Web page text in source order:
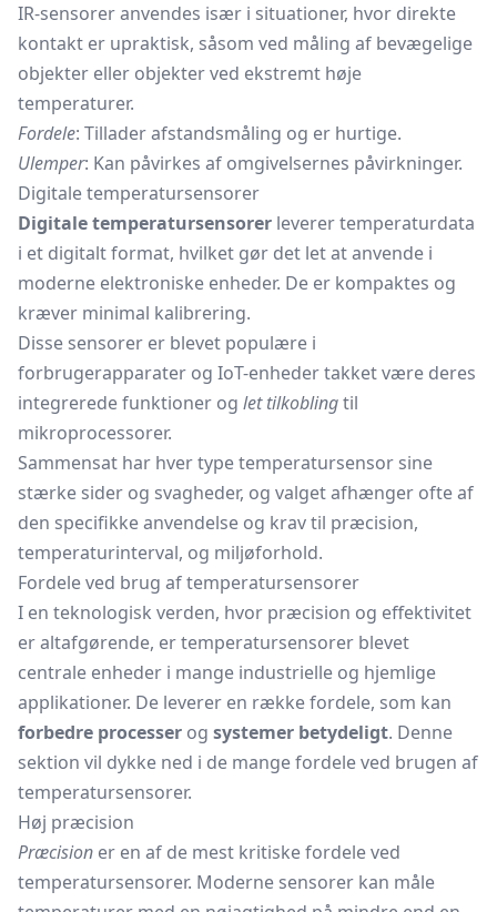
IR-sensorer anvendes især i situationer, hvor direkte
kontakt er upraktisk, såsom ved måling af bevægelige
objekter eller objekter ved ekstremt høje
temperaturer.
Fordele: Tillader afstandsmåling og er hurtige.
Ulemper: Kan påvirkes af omgivelsernes påvirkninger.
Digitale temperatursensorer
Digitale temperatursensorer leverer temperaturdata
i et digitalt format, hvilket gør det let at anvende i
moderne elektroniske enheder. De er kompaktes og
kræver minimal kalibrering.
Disse sensorer er blevet populære i
forbrugerapparater og IoT-enheder takket være deres
integrerede funktioner og let tilkoblingtil
mikroprocessorer.
Sammensat har hver type temperatursensor sine
stærke sider og svagheder, og valget afhænger ofte af
den specifikke anvendelse og krav til præcision,
temperaturinterval, og miljøforhold.
Fordele ved brug af temperatursensorer
I en teknologisk verden, hvor præcision og effektivitet
er altafgørende, er temperatursensorer blevet
centrale enheder i mange industrielle og hjemlige
applikationer. De leverer en række fordele, som kan
forbedre processer og systemer betydeligt. Denne
sektion vil dykke ned i de mange fordele ved brugen af
temperatursensorer.
Høj præcision
Præcision er en af de mest kritiske fordele ved
temperatursensorer. Moderne sensorer kan måle